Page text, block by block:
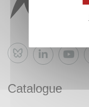
Bluesky
Catalogue